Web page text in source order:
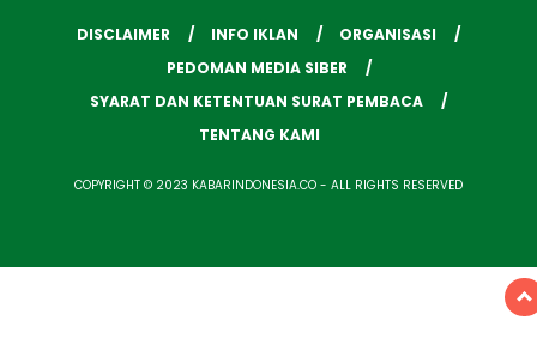
DISCLAIMER INFO IKLAN
ORGANISASI
PEDOMAN MEDIA SIBER
SYARAT DAN KETENTUAN SURAT PEMBACA
TENTANG KAMI
COPYRIGHT © 2023 KABARINDONESIA.CO - ALL RIGHTS RESERVED